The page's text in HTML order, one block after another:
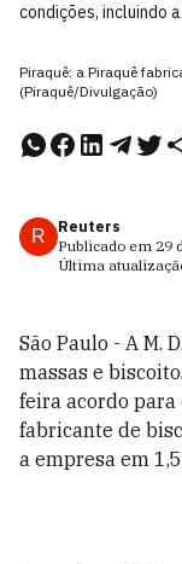
condições, incluindo
Piraquê: a Piraquê
(Piraquê/Divulgação)
R
Reuters
Publicado em 29
Última
São Paulo - A M.
massas e
feira acordo
fabricante de
a empresa em